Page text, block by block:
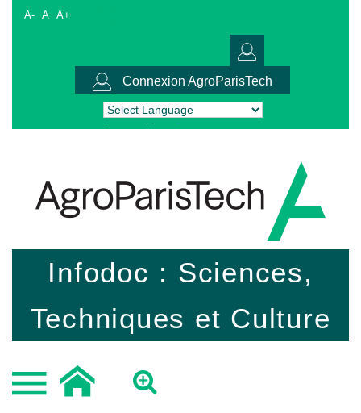
A- A A+
Connexion AgroParisTech
Powered by Translate
Infodoc : Sciences,
Techniques et Culture